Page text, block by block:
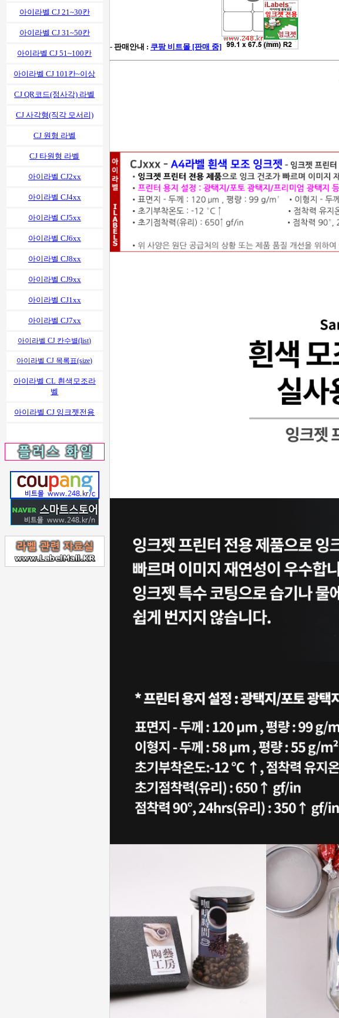
아이라벨 CJ 21~30칸
아이라벨 CJ 31~50칸
아이라벨 CJ 51~100칸
아이라벨 CJ 101칸~이상
CJ QR코드(정사각) 라벨
CJ 사각형(직각 모서리)
CJ 원형 라벨
CJ 타원형 라벨
아이라벨 CJ2xx
아이라벨 CJ4xx
아이라벨 CJ5xx
아이라벨 CJ6xx
아이라벨 CJ8xx
아이라벨 CJ9xx
아이라벨 CJ1xx
아이라벨 CJ7xx
아이라벨 CJ 칸수별(list)
아이라벨 CJ 목록표(size)
아이라벨 CL 흰색모조라
벨
아이라벨 CJ 잉크젯전용
- 판매안내 : 쿠팡 비트몰 [판매 중]